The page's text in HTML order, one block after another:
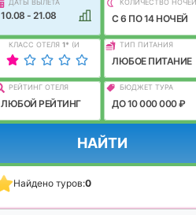
ДАТЫ ВЫЛЕТА
10.08 - 21.08
КОЛИЧЕСТВО НОЧЕЙ
C 6 ПО 14 НОЧЕЙ
КЛАСС ОТЕЛЯ 1* (И
ЛУЧШЕ)
ТИП ПИТАНИЯ
ЛЮБОЕ ПИТАНИЕ
РЕЙТИНГ ОТЕЛЯ
ЛЮБОЙ РЕЙТИНГ
БЮДЖЕТ ТУРА
ДО 10 000 000 ₽
НАЙТИ
Найдено туров:0